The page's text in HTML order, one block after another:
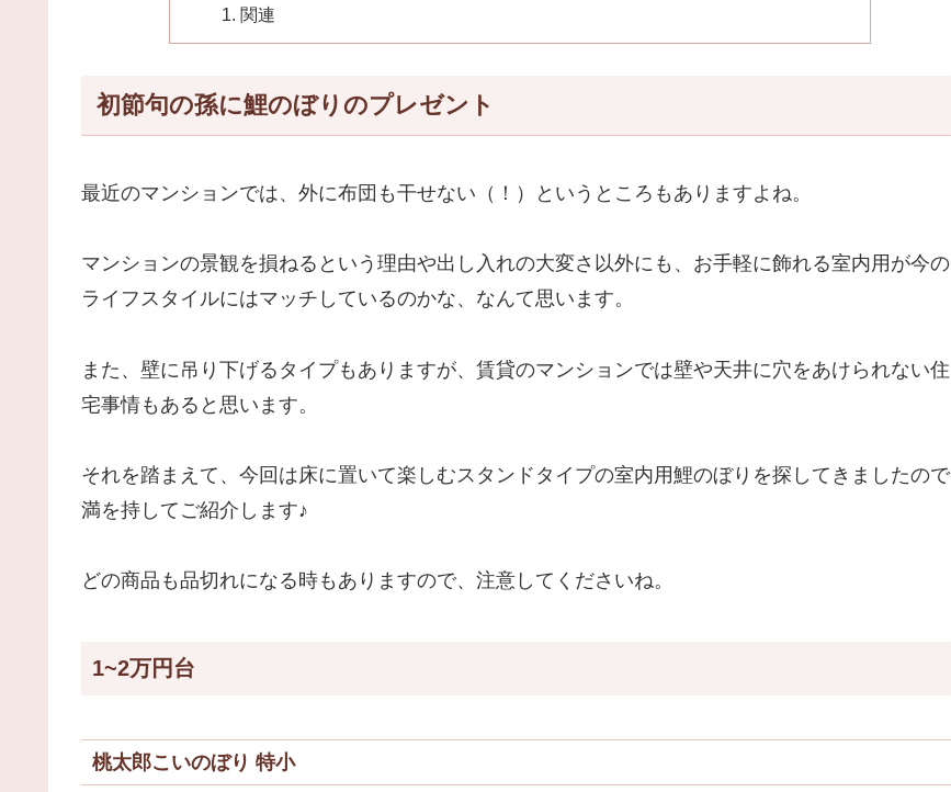
関連
初節句の孫に鯉のぼりのプレゼント
最近のマンションでは、外に布団も干せない（！）というところもありますよね。
マンションの景観を損ねるという理由や出し入れの大変さ以外にも、お手軽に飾れる室内用が今の
ライフスタイルにはマッチしているのかな、なんて思います。
また、壁に吊り下げるタイプもありますが、賃貸のマンションでは壁や天井に穴をあけられない住
宅事情もあると思います。
それを踏まえて、今回は床に置いて楽しむスタンドタイプの室内用鯉のぼり を探してきましたので
満を持してご紹介します♪
どの商品も品切れになる時もありますので、注意してくださいね。
1~2万円台
桃太郎こいのぼり 特小